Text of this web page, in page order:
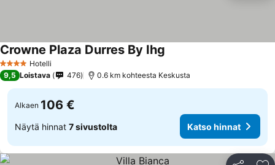
4 Tähtiluokitus
Hotelli
Crowne Plaza Durres By Ihg
9,5 Loistava 476 0.6 km kohteesta Keskusta
Alkaen 106 €
Näytä hinnat 7 sivustolta Katso hinnat